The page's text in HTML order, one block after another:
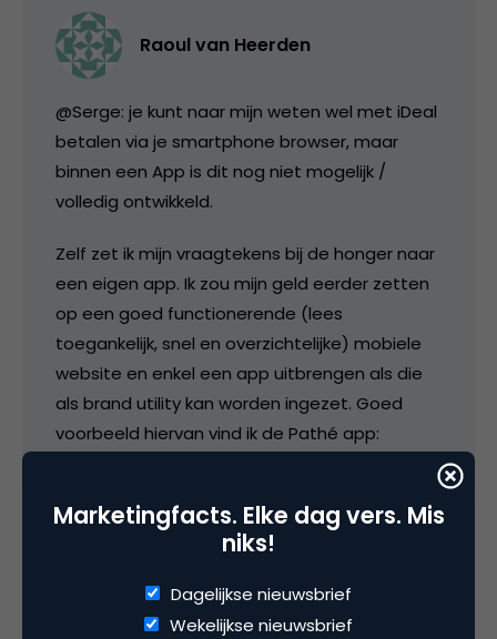
Raoul van Heerden
@Serge: je kunt naar mijn weten wel met iDeal
betalen via je smartphone browser, maar
binnen een App is dit nog niet mogelijk /
volledig ontwikkeld.
Zelf zet ik mijn vraagtekens bij de honger naar
een eigen app. Ik zou mijn geld eerder zetten
op een goed functionerende (lees
toegankelijk, snel en overzichtelijke) mobiele
website en enkel een app uitbrengen als die
als brand utility kan worden ingezet. Goed
voorbeeld hiervan vind ik de Pathé app:
d.m.v. bijvoorbeeld Paypal (die wel!) bestellen.
23 maart 2012 om 09:27
Marketingfacts. Elke dag vers. Mis
niks!
Dagelijkse nieuwsbrief
Wekelijkse nieuwsbrief